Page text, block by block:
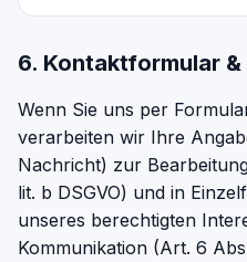
6. Kontaktformular &
Wenn Sie uns per
verarbeiten wir Ihre
Nachricht) zur
lit. b DSGVO) und in
unseres berechtigten
Kommunikation (Art. 6